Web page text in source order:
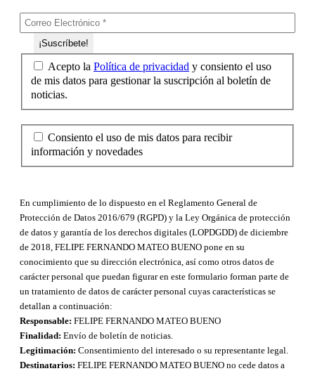
Acepto la Política de privacidad
de mis datos para gestionar la suscripción al boletín de
noticias.
Consiento el uso de mis datos para recibir
información y novedades
En cumplimiento de lo dispuesto en el Reglamento General de
Protección de Datos 2016/679 (RGPD) y la Ley Orgánica de protección
de datos y garantía de los derechos digitales (LOPDGDD) de diciembre
de 2018, FELIPE FERNANDO MATEO BUENO pone en su
conocimiento que su dirección electrónica, así como otros datos de
carácter personal que puedan figurar en este formulario forman parte de
un tratamiento de datos de carácter personal cuyas características se
detallan a continuación:
Responsable: FELIPE FERNANDO MATEO BUENO
Finalidad: Envío de boletín de noticias.
Legitimación: Consentimiento del interesado o su representante legal.
Destinatarios: FELIPE FERNANDO MATEO BUENO no cede datos a